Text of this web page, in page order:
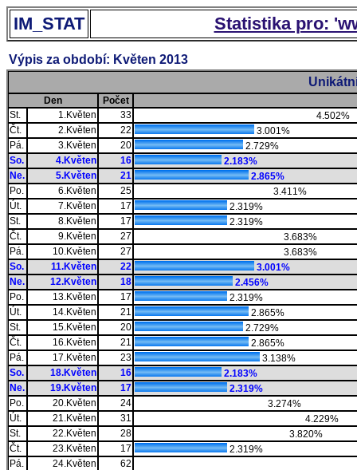
IM_STAT Statistika pro:
Výpis za období: Květen 2013
Den
Počet
St.
1.Květen 33
4.502%
Čt.
2.Květen 22
3.001%
Pá.
3.Květen 20
2.729%
So.
4.Květen 16
2.183%
Ne.
5.Květen 21
2.865%
Po.
6.Květen 25
3.411%
Út.
7.Květen 17
2.319%
St.
8.Květen 17
2.319%
Čt.
9.Květen 27
3.683%
Pá.
10.Květen 27
3.683%
So.
11.Květen 22
3.001%
Ne.
12.Květen 18
2.456%
Po.
13.Květen 17
2.319%
Út.
14.Květen 21
2.865%
St.
15.Květen 20
2.729%
Čt.
16.Květen 21
2.865%
Pá.
17.Květen 23
3.138%
So.
18.Květen 16
2.183%
Ne.
19.Květen 17
2.319%
Po.
20.Květen 24
3.274%
Út.
21.Květen 31
4.229%
St.
22.Květen 28
3.820%
Čt.
23.Květen 17
2.319%
Pá.
24.Květen
62